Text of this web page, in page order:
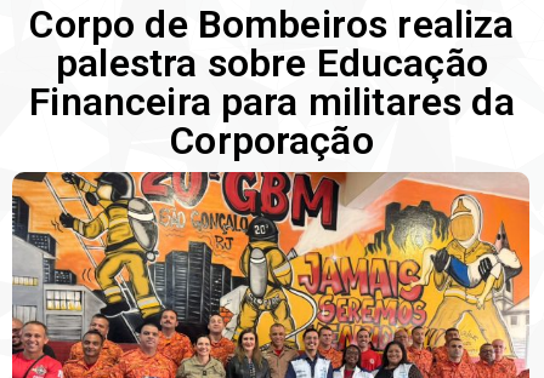
Corpo de Bombeiros realiza
palestra sobre Educação
Financeira para militares da
Corporação